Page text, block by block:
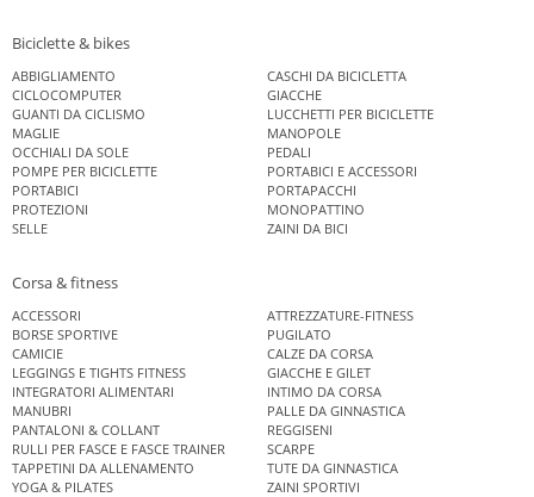
Biciclette & bikes
ABBIGLIAMENTO
CASCHI DA BICICLETTA
CICLOCOMPUTER
GIACCHE
GUANTI DA CICLISMO
LUCCHETTI PER BICICLETTE
MAGLIE
MANOPOLE
OCCHIALI DA SOLE
PEDALI
POMPE PER BICICLETTE
PORTABICI E ACCESSORI
PORTABICI
PORTAPACCHI
PROTEZIONI
MONOPATTINO
SELLE
ZAINI DA BICI
Corsa & fitness
ACCESSORI
ATTREZZATURE-FITNESS
BORSE SPORTIVE
PUGILATO
CAMICIE
CALZE DA CORSA
LEGGINGS E TIGHTS FITNESS
GIACCHE E GILET
INTEGRATORI ALIMENTARI
INTIMO DA CORSA
MANUBRI
PALLE DA GINNASTICA
PANTALONI & COLLANT
REGGISENI
RULLI PER FASCE E FASCE TRAINER
SCARPE
TAPPETINI DA ALLENAMENTO
TUTE DA GINNASTICA
YOGA & PILATES
ZAINI SPORTIVI